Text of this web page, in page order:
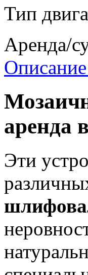
Тип
Аренда/
Описание
аренда
Эти